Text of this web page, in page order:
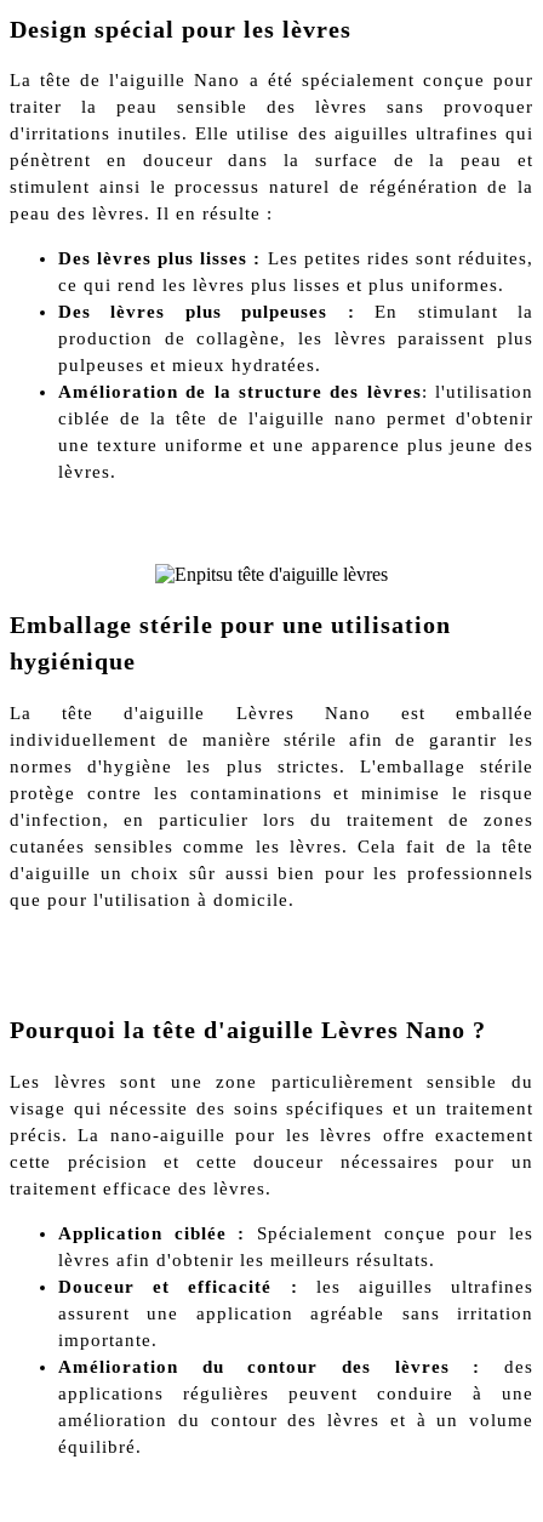
Design spécial pour les lèvres
La tête de l'aiguille Nano a été spécialement conçue pour
traiter la peau sensible des lèvres sans provoquer
d'irritations inutiles. Elle utilise des aiguilles ultrafines qui
pénètrent en douceur dans la surface de la peau et
stimulent ainsi le processus naturel de régénération de la
peau des lèvres. Il en résulte :
Des lèvres plus lisses : Les petites rides sont réduites,
ce qui rend les lèvres plus lisses et plus uniformes.
Des lèvres plus pulpeuses :
En stimulant la
production de collagène, les lèvres paraissent plus
pulpeuses et mieux hydratées.
Amélioration de la structure des lèvres: l'utilisation
ciblée de la tête de l'aiguille nano permet d'obtenir
une texture uniforme et une apparence plus jeune des
lèvres.
Emballage stérile pour une utilisation
hygiénique
La tête d'aiguille Lèvres Nano est emballée
individuellement de manière stérile afin de garantir les
normes d'hygiène les plus strictes. L'emballage stérile
protège contre les contaminations et minimise le risque
d'infection, en particulier lors du traitement de zones
cutanées sensibles comme les lèvres. Cela fait de la tête
d'aiguille un choix sûr aussi bien pour les professionnels
que pour l'utilisation à domicile.
Pourquoi la tête d'aiguille Lèvres Nano ?
Les lèvres sont une zone particulièrement sensible du
visage qui nécessite des soins spécifiques et un traitement
précis. La nano-aiguille pour les lèvres offre exactement
cette précision et cette douceur nécessaires pour un
traitement efficace des lèvres.
Application ciblée :
Spécialement conçue pour les
lèvres afin d'obtenir les meilleurs résultats.
Douceur et efficacité : les aiguilles ultrafines
assurent une application agréable sans irritation
importante.
Amélioration du contour des lèvres :
des
applications régulières peuvent conduire à une
amélioration du contour des lèvres et à un volume
équilibré.